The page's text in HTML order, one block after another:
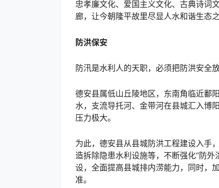
忠孝廉文化、爱国主义文化、古典诗词
廊，让今朝隆平故里尽显人水和谐生态之
防洪保安
防汛是水利人的天职，必须把防洪安全
德安县属低山丘陵地区，东南角临近鄱
水，支流导托河、金带河在县城汇入博
压力极大。
为此，德安县从县城防洪工程建设入手
造拆除隐患水利设施等，不断强化“防
设，全面提高县城排内涝能力，同时，
准。